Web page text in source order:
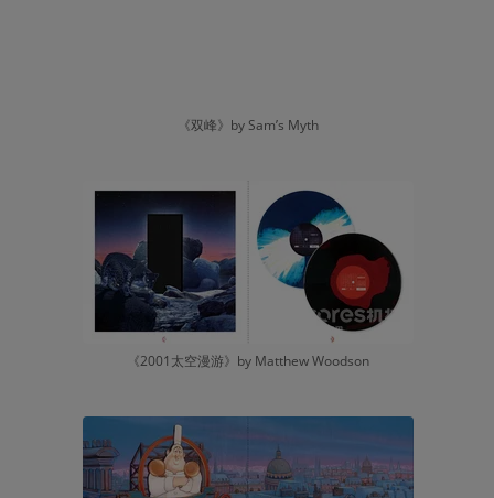
《双峰》by Sam’s Myth
《2001太空漫游》by Matthew Woodson